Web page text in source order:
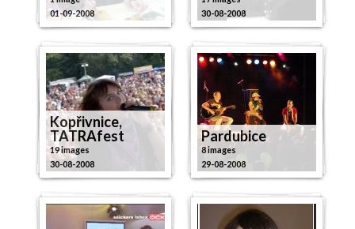
01-09-2008
30-08-2008
Kopřivnice,
TATRAfest
19 images
30-08-2008
Pardubice
8 images
29-08-2008